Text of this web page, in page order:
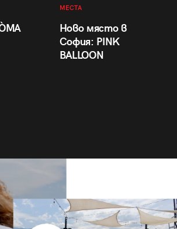
МЕСТА
Ново място в
София: PINK
BALLOON